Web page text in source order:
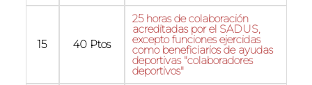
15 40 Ptos
25 horas de colaboración
acreditadas por el SADUS,
excepto funciones ejercidas
como beneficiarios de ayudas
deportivas "colaboradores
deportivos"